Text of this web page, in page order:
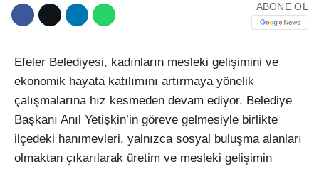
Youtube
TikTok
ABONE OL
Efeler Belediyesi, kadınların mesleki gelişimini ve
ekonomik hayata katılımını artırmaya yönelik
çalışmalarına hız kesmeden devam ediyor. Belediye
Başkanı Anıl Yetişkin’in göreve gelmesiyle birlikte
ilçedeki hanımevleri, yalnızca sosyal buluşma alanları
olmaktan çıkarılarak üretim ve mesleki gelişimin